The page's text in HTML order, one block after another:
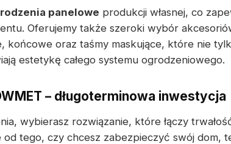
panelowe produkcji własnej, co
Oferujemy także szeroki wybór
końcowe oraz taśmy maskujące, które nie
estetykę całego systemu ogrodzeniowego.
– długoterminowa inwestycja
wybierasz rozwiązanie, które łączy
od tego, czy chcesz zabezpieczyć swój dom,